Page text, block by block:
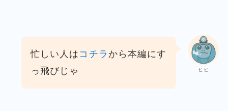
ヒヒ
忙しい人は コチラ から本編にす
っ飛びじゃ